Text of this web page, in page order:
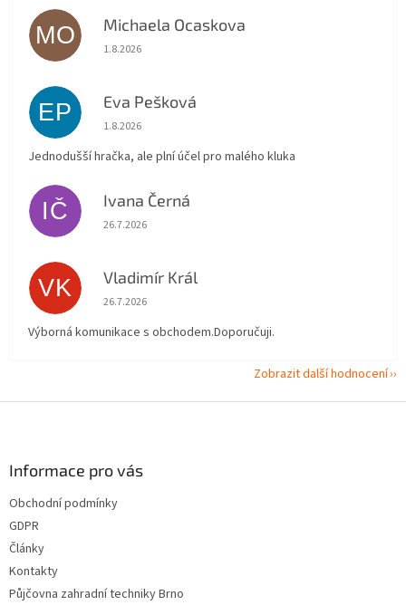
MO Michaela Ocaskova
Hodnocení obchodu je 5 z 5 hvězdiček.
1.8.2026
EP Eva Pešková
Hodnocení obchodu je 5 z 5 hvězdiček.
1.8.2026
Jednodušší hračka, ale plní účel pro malého kluka
IČ Ivana Černá
Hodnocení obchodu je 5 z 5 hvězdiček.
26.7.2026
VK Vladimír Král
Hodnocení obchodu je 5 z 5 hvězdiček.
26.7.2026
Výborná komunikace s obchodem.Doporučuji.
Zobrazit další hodnocení
Informace pro vás
Obchodní podmínky
GDPR
Články
Kontakty
Půjčovna zahradní techniky Brno